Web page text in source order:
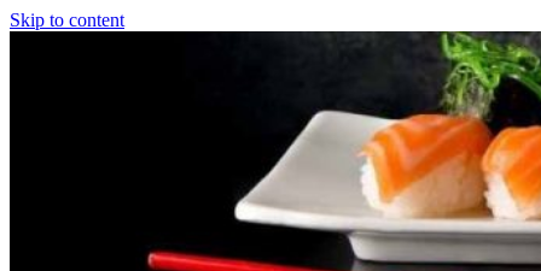
Skip to content